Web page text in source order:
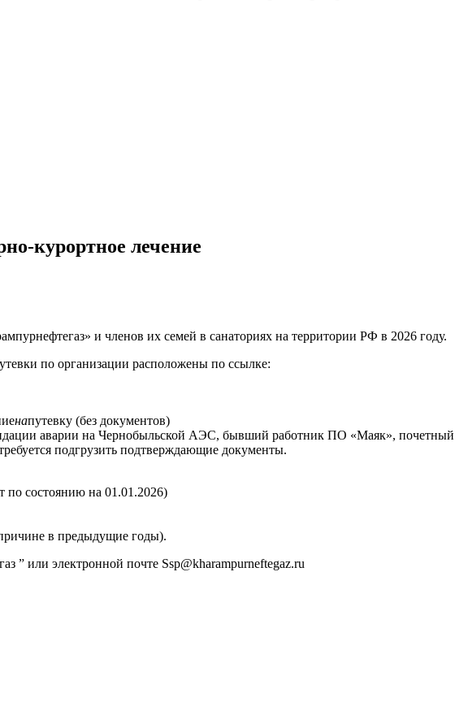
курортное лечение
и членов их семей в санаториях на территории РФ в 2026 году.
по организации расположены по ссылке:
напутевку (без документов)
аварии на Чернобыльской АЭС, бывший работник ПО «Маяк», почетный
подгрузить подтверждающие документы.
по состоянию на 01.01.2026)
в предыдущие годы).
или электронной почте Ssp@kharampurneftegaz.ru